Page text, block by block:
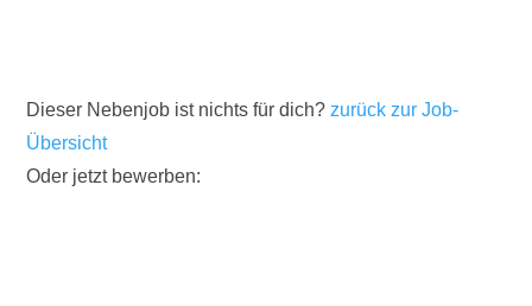
Dieser Nebenjob ist nichts für dich? zurück zur Job-
Übersicht
Oder jetzt bewerben: